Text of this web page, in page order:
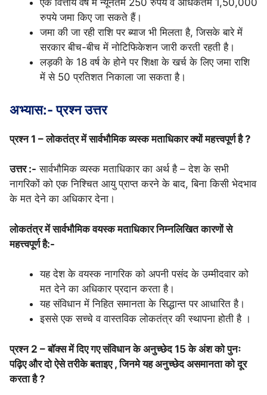
एक वित्तीय वर्ष में न्यूनतम 250 रुपये व अधिकतम 1,50,000
रुपये जमा किए जा सकते हैं।
जमा की जा रही राशि पर ब्याज भी मिलता है, जिसके बारे में
सरकार बीच-बीच में नोटिफिकेशन जारी करती रहती है।
लड़की के 18 वर्ष के होने पर शिक्षा के खर्च के लिए जमा राशि
में से 50 प्रतिशत निकाला जा सकता है।
अभ्यास:- प्रश्न उत्तर
प्रश्न 1 – लोकतंत्र में सार्वभौमिक व्यस्क मताधिकार क्यों महत्त्वपूर्ण है ?
उत्तर :- सार्वभौमिक व्यस्क मताधिकार का अर्थ है – देश के सभी
नागरिकों को एक निश्चित आयु प्राप्त करने के बाद, बिना किसी भेदभाव
के मत देने का अधिकार देना।
लोकतंत्र में सार्वभौमिक वयस्क मताधिकार निम्नलिखित कारणों से
महत्त्वपूर्ण है:-
यह देश के वयस्क नागरिक को अपनी पसंद के उम्मीदवार को
मत देने का अधिकार प्रदान करता है।
यह संविधान में निहित समानता के सिद्धान्त पर आधारित है।
इससे एक सच्चे व वास्तविक लोकतंत्र की स्थापना होती है ।
प्रश्न 2 – बॉक्स में दिए गए संविधान के अनुच्छेद 15 के अंश को पुनः
पढ़िए और दो ऐसे तरीके बताइए , जिनमे यह अनुच्छेद असमानता को दूर
करता है ?